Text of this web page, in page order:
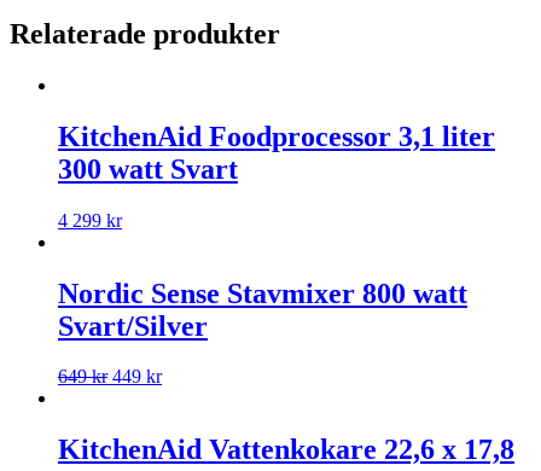
Relaterade produkter
KitchenAid Foodprocessor 3,1 liter
300 watt Svart
4 299 kr
Nordic Sense Stavmixer 800 watt
Svart/Silver
649kr 449 kr
KitchenAid Vattenkokare 22,6 x 17,8